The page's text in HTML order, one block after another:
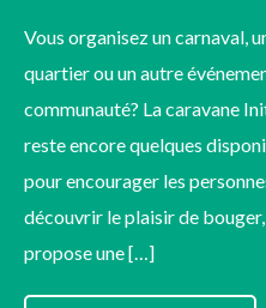
Vous organisez un carnaval,
quartier ou un autre
communauté? La caravane
reste encore quelques
pour encourager les
découvrir le plaisir de
propose une […]